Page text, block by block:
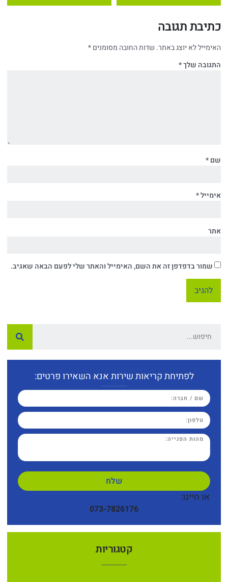
כתיבת תגובה
האימייל לא יוצג באתר. שדות החובה מסומנים*
התגובה שלך*
שם*
אימייל*
אתר
שמור בדפדפן זה את השם, האימייל והאתר שלי לפעם הבאה שאגיב.
לפתיחת קריאות שירות אנא השאירו פרטים:
שלח
או חייגו:
073-7826176
קטגוריות